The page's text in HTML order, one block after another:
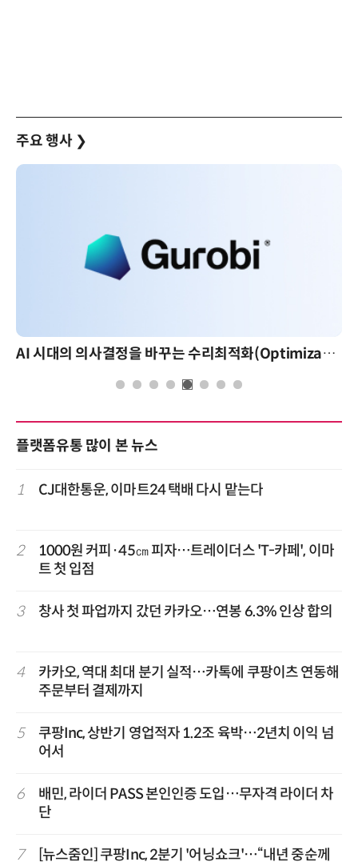
주요 행사 ❯
AI 시대의 의사결정을 바꾸는 수리최적화(Optimization): 실제 산업 적용 사례와 활용 전략
플랫폼유통 많이 본 뉴스
1 CJ대한통운, 이마트24 택배 다시 맡는다
2
1000원 커피·45㎝ 피자…트레이더스 'T-카페', 이마
트 첫 입점
3 창사 첫 파업까지 갔던 카카오…연봉 6.3% 인상 합의
4
카카오, 역대 최대 분기 실적…카톡에 쿠팡이츠 연동해
주문부터 결제까지
5
쿠팡Inc, 상반기 영업적자 1.2조 육박…2년치 이익 넘
어서
6
배민, 라이더 PASS 본인인증 도입…무자격 라이더 차
단
7
[뉴스줌인] 쿠팡Inc, 2분기 '어닝쇼크'…“내년 중순께